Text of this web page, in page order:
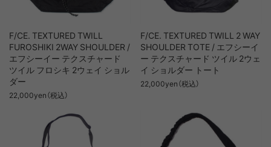
F/CE. TEXTURED TWILL
FUROSHIKI 2WAY SHOULDER /
エフシーイー テクスチャード
ツイル フロシキ 2ウェイ ショル
ダー
22,000yen（税込）
F/CE. TEXTURED TWILL 2 WAY
SHOULDER TOTE / エフシーイ
ー テクスチャード ツイル 2ウェ
イ ショルダー トート
22,000yen（税込）